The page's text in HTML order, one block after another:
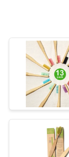
साइट
गोपनीयता